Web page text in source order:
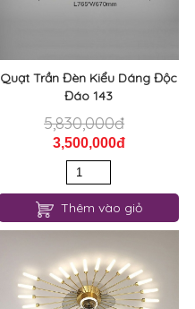
Quạt Trần Đèn Kiểu Dáng Độc
Đáo 143
5,830,000đ
3,500,000đ
Thêm vào giỏ